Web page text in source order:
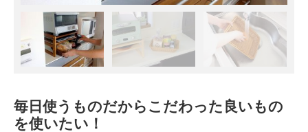
毎日使うものだからこだわった良いもの
を使いたい！